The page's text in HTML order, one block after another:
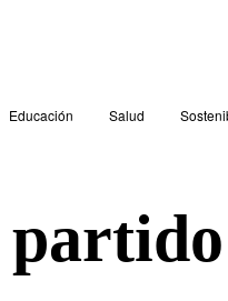
Educación Salud